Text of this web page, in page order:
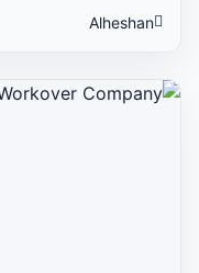
Alheshan